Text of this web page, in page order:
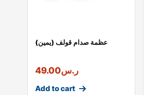
عظمة صدام قولف (يمين)
ر.س49.00
Add to cart